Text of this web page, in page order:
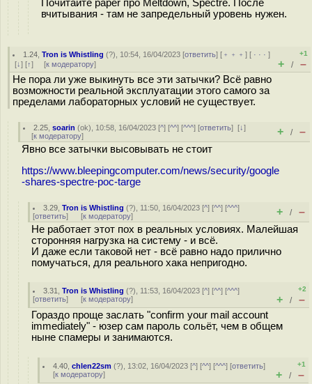
Почитайте paper про Meltdown, Spectre. После
вчитывания - там не запредельный уровень нужен.
1.24 ,Tron is Whistling (?), 10:54, 16/04/2023 [ответить] [ ﹢﹢﹢] [ · · ·]
[↓] [↑] [к модератору]
+1
+ / –
Не пора ли уже выкинуть все эти затычки? Всё равно
возможности реальной эксплуатации этого самого за
пределами лабораторных условий не существует.
2.25 ,soarin (ok), 10:58, 16/04/2023 [^] [^^] [^^^] [ответить][↓]
[к модератору] + / –
Явно все затычки высовывать не стоит
https://www.bleepingcomputer.com/news/security/google
-shares-spectre-poc-targe
3.29 ,Tron is Whistling (?), 11:50, 16/04/2023 [^] [^^] [^^^]
[ответить] [к модератору] + / –
Не работает этот пох в реальных условиях. Малейшая
сторонняя нагрузка на систему - и всё.
И даже если таковой нет - всё равно надо прилично
помучаться, для реального хака непригодно.
3.31 ,Tron is Whistling (?), 11:53, 16/04/2023 [^] [^^] [^^^]
[ответить] [к модератору]
+2
+ / –
Гораздо проще заслать "confirm your mail account
immediately" - юзер сам пароль сольёт, чем в общем
ныне спамеры и занимаются.
4.40 ,chlen22sm (?), 13:02, 16/04/2023 [^] [^^] [^^^] [ответить]
[к модератору]
+1
+ / –